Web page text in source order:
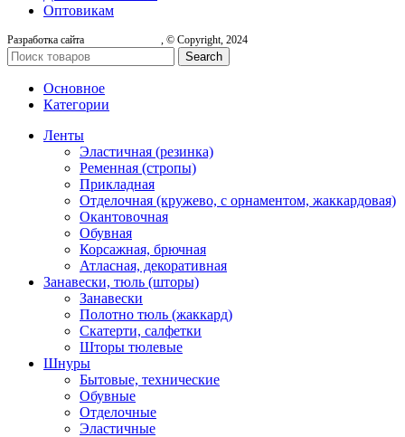
Оптовикам
Разработка сайта , © Copyright, 2024
Search
Основное
Категории
Ленты
Эластичная (резинка)
Ременная (стропы)
Прикладная
Отделочная (кружево, с орнаментом, жаккардовая)
Окантовочная
Обувная
Корсажная, брючная
Атласная, декоративная
Занавески, тюль (шторы)
Занавески
Полотно тюль (жаккард)
Скатерти, салфетки
Шторы тюлевые
Шнуры
Бытовые, технические
Обувные
Отделочные
Эластичные